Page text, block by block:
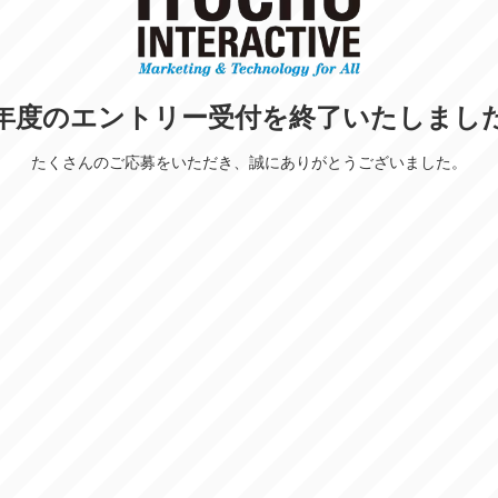
度のエントリー受付を終了いたしまし
たくさんのご応募をいただき、誠にありがとうございました。